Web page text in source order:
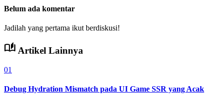
Belum ada komentar
Jadilah yang pertama ikut berdiskusi!
auto_stories Artikel Lainnya
01
Debug Hydration Mismatch pada UI Game SSR yang Acak